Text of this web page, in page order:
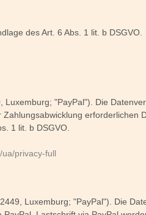
des Art. 6 Abs. 1 lit. b DSGVO.
"PayPal"). Die
erforderlichen
1 lit. b DSGVO.
privacy-full
Luxemburg; "PayPal"). Die